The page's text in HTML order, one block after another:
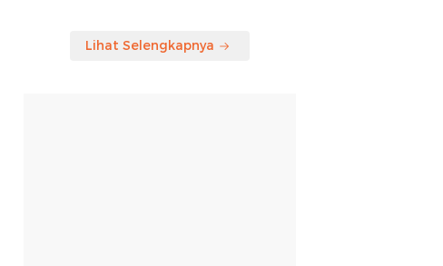
Lihat Selengkapnya